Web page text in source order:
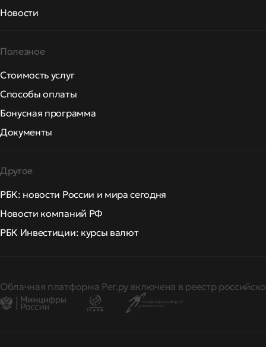
Новости
Полезное
Стоимость услуг
Способы оплаты
Бонусная программа
Документы
Другое
РБК: новости России и мира сегодня
Новости компаний РФ
РБК Инвестиции: курсы валют
Облачная платформа Рег.ру включена в реестр